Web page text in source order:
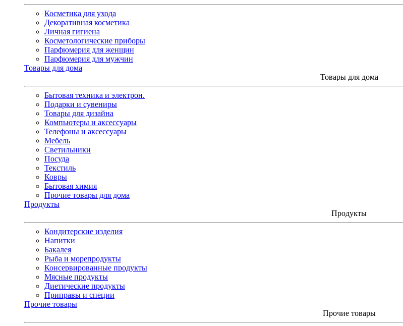
Косметика для ухода
Декоративная косметика
Личная гигиена
Косметологические приборы
Парфюмерия для женщин
Парфюмерия для мужчин
Товары для дома
Товары для дома
Бытовая техника и электрон.
Подарки и сувениры
Товары для дизайна
Компьютеры и аксессуары
Телефоны и аксессуары
Мебель
Светильники
Посуда
Текстиль
Ковры
Бытовая химия
Прочие товары для дома
Продукты
Продукты
Кондитерские изделия
Напитки
Бакалея
Рыба и морепродукты
Консервированные продукты
Мясные продукты
Диетические продукты
Приправы и специи
Прочие товары
Прочие товары